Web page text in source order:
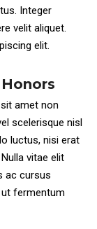
Integer
velit aliquet.
elit.
amet non
scelerisque nisl
luctus, nisi erat
vitae elit
ac cursus
fermentum